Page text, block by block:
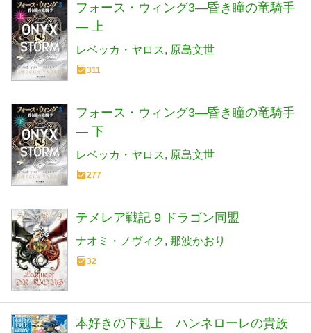
フォース・ウィング3―昏き瞳の竜騎手
― 上
レベッカ・ヤロス 原島文世
311
フォース・ウィング3―昏き瞳の竜騎手
― 下
レベッカ・ヤロス 原島文世
277
テメレア戦記 9 ドラゴン同盟
ナオミ・ノヴィク 那波かおり
32
本好きの下剋上 ハンネローレの貴族